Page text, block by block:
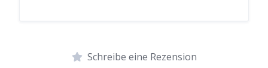
Schreibe eine Rezension